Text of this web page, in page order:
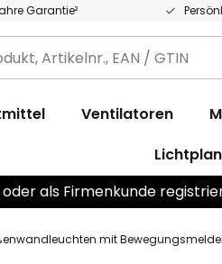
Garantie²
Ventilatoren
als Firmenkunde
mit